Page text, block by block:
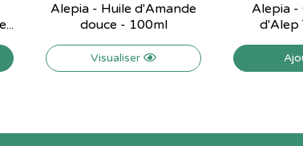
Alepia - Huile d'Amande
douce - 100ml
Visualiser
Alepia -
d'Alep